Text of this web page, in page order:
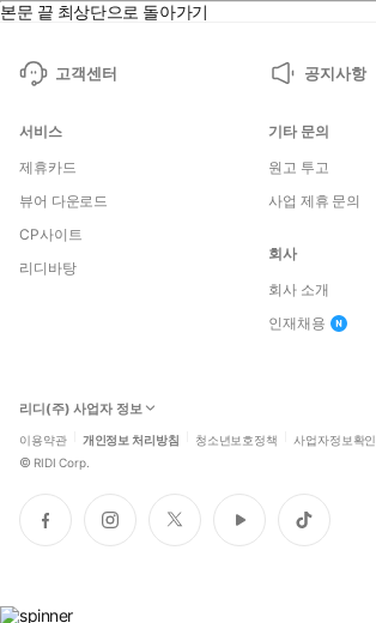
본문 끝 최상단으로 돌아가기
고객센터 공지사항
서비스
제휴카드
뷰어 다운로드
CP사이트
리디바탕
기타 문의
원고 투고
사업 제휴 문의
회사
회사 소개
인재채용
리디(주) 사업자 정보
이용약관 개인정보 처리방침 청소년보호정책 사업자정보확인
© RIDI Corp.
페
이
인
스
트
위
유
튜
틱
톡